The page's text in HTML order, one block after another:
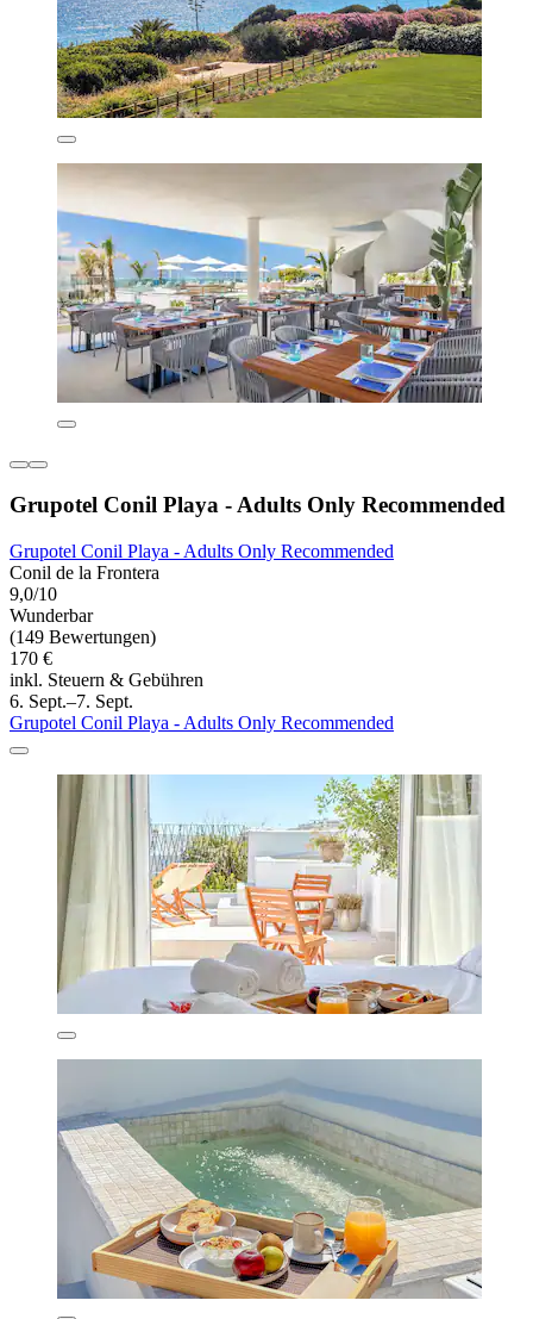
Grupotel Conil Playa - Adults Only Recommended
Grupotel Conil Playa - Adults Only Recommended
Conil de la Frontera
9,0/10
Wunderbar
(149 Bewertungen)
170 €
inkl. Steuern & Gebühren
6. Sept.–7. Sept.
Grupotel Conil Playa - Adults Only Recommended